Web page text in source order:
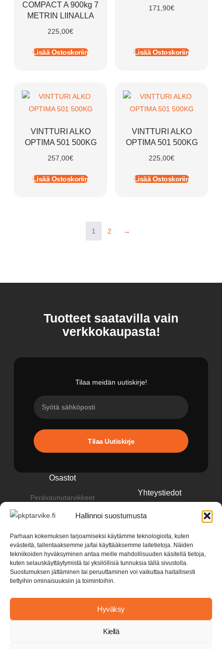
Hallinnoi suostumusta
Parhaan kokemuksen tarjoamiseksi käytämme teknologioita, kuten
evästeitä, tallentaaksemme ja/tai käyttääksemme laitetietoja. Näiden
tekniikoiden hyväksyminen antaa meille mahdollisuuden käsitellä tietoja,
kuten selauskäyttäytymistä tai yksilöllisiä tunnuksia tällä sivustolla.
Suostumuksen jättäminen tai peruuttaminen voi vaikuttaa haitallisesti
tiettyihin ominaisuuksiin ja toimintoihin.
Hyväksy
Kiellä
COMPACT A 900kg 7
METRIN LIINALLA
225,00€
Lisää Ostoskoriin
171,90€
Lisää Ostoskoriin
VINTTURI ALKO
OPTIMA 501 500KG
257,00€
Lisää Ostoskoriin
VINTTURI ALKO
OPTIMA 501 500KG
225,00€
Lisää Ostoskoriin
1 2 →
Tuotteet saatavilla vain
verkkokaupasta!
Tilaa meidän uutiskirje!
Tilaa Uutiskirje
Osastot
Perävaunutarvikkeet
Perävaunut
Renkaat & vanteet
Yhteystiedot
pkp@pkptarvike.fi